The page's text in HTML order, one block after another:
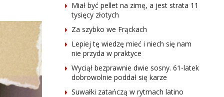
Miał być pellet na zimę, a jest strata 11
tysięcy złotych
Za szybko we Frąckach
Lepiej tę wiedzę mieć i niech się nam
nie przyda w praktyce
Wyciął bezprawnie dwie sosny. 61-latek
dobrowolnie poddał się karze
Suwałki zatańczą w rytmach latino